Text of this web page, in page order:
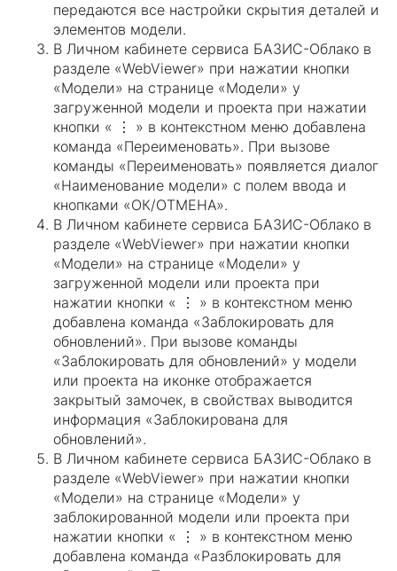
передаются все настройки скрытия деталей и
элементов модели.
В Личном кабинете сервиса БАЗИС-Облако в
разделе «WebViewer» при нажатии кнопки
«Модели» на странице «Модели» у
загруженной модели и проекта при нажатии
кнопки « ⋮ » в контекстном меню добавлена
команда «Переименовать». При вызове
команды «Переименовать» появляется диалог
«Наименование модели» с полем ввода и
кнопками «ОК/ОТМЕНА».
В Личном кабинете сервиса БАЗИС-Облако в
разделе «WebViewer» при нажатии кнопки
«Модели» на странице «Модели» у
загруженной модели или проекта при
нажатии кнопки « ⋮ » в контекстном меню
добавлена команда «Заблокировать для
обновлений». При вызове команды
«Заблокировать для обновлений» у модели
или проекта на иконке отображается
закрытый замочек, в свойствах выводится
информация «Заблокирована для
обновлений».
В Личном кабинете сервиса БАЗИС-Облако в
разделе «WebViewer» при нажатии кнопки
«Модели» на странице «Модели» у
заблокированной модели или проекта при
нажатии кнопки « ⋮ » в контекстном меню
добавлена команда «Разблокировать для